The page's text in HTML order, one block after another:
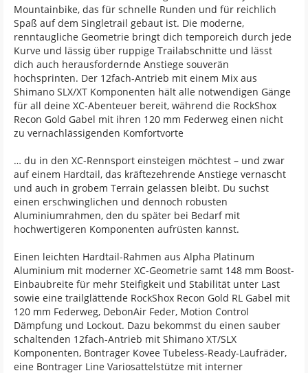
Mountainbike, das für schnelle Runden und für reichlich
Spaß auf dem Singletrail gebaut ist. Die moderne,
renntaugliche Geometrie bringt dich temporeich durch jede
Kurve und lässig über ruppige Trailabschnitte und lässt
dich auch herausfordernde Anstiege souverän
hochsprinten. Der 12fach-Antrieb mit einem Mix aus
Shimano SLX/XT Komponenten hält alle notwendigen Gänge
für all deine XC-Abenteuer bereit, während die RockShox
Recon Gold Gabel mit ihren 120 mm Federweg einen nicht
zu vernachlässigenden Komfortvorte
… du in den XC-Rennsport einsteigen möchtest – und zwar
auf einem Hardtail, das kräftezehrende Anstiege vernascht
und auch in grobem Terrain gelassen bleibt. Du suchst
einen erschwinglichen und dennoch robusten
Aluminiumrahmen, den du später bei Bedarf mit
hochwertigeren Komponenten aufrüsten kannst.
Einen leichten Hardtail-Rahmen aus Alpha Platinum
Aluminium mit moderner XC-Geometrie samt 148 mm Boost-
Einbaubreite für mehr Steifigkeit und Stabilität unter Last
sowie eine trailglättende RockShox Recon Gold RL Gabel mit
120 mm Federweg, DebonAir Feder, Motion Control
Dämpfung und Lockout. Dazu bekommst du einen sauber
schaltenden 12fach-Antrieb mit Shimano XT/SLX
Komponenten, Bontrager Kovee Tubeless-Ready-Laufräder,
eine Bontrager Line Variosattelstütze mit interner